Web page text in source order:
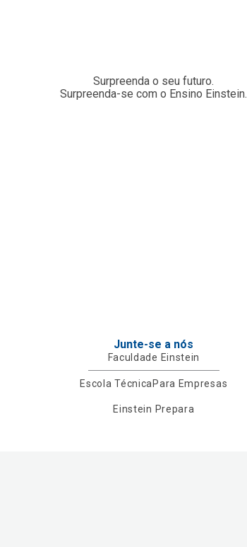
Surpreenda o seu futuro.
Surpreenda-se com o Ensino Einstein.
Junte-se a nós
Faculdade Einstein
Escola Técnica Para Empresas
Einstein Prepara